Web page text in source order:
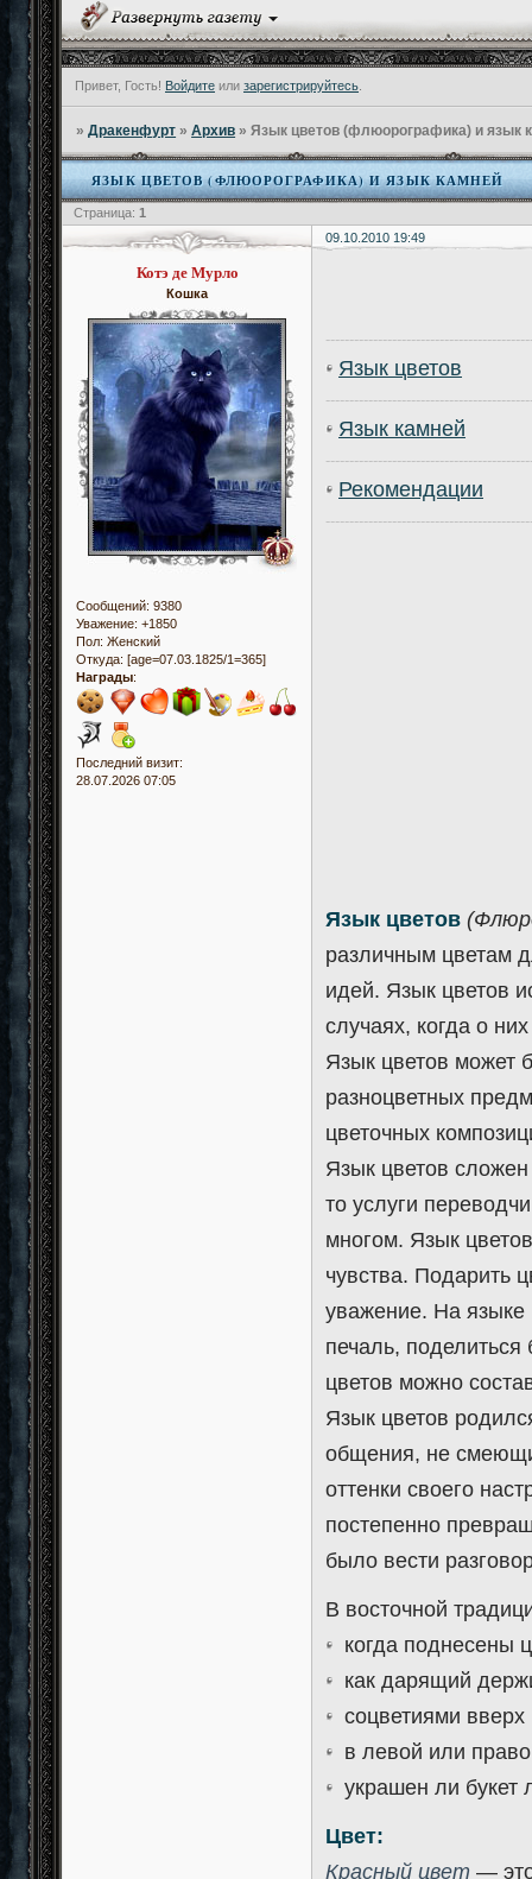
Привет, Гость! Войдите или зарегистрируйтесь
»Дракенфурт »Архив »Язык цветов (флюорографика) и язык
ЯЗЫК ЦВЕТОВ (ФЛЮОРОГРАФИКА) И ЯЗЫК КАМНЕЙ
Страница: 1
09.10.2010 19:49
Котэ де Мурло
Кошка
Сообщений: 9380
Уважение: +1850
Пол: Женский
Откуда: [age=07.03.1825/1=365]
Награды:
Последний визит:
28.07.2026 07:05
Язык цветов
Язык камней
Рекомендации
Язык цветов
различным цветам
идей. Язык цветов
случаях, когда о
Язык цветов может
разноцветных
цветочных
Язык цветов
то услуги
многом. Язык
чувства. Подарить
уважение. На языке
печаль,
цветов можно
Язык цветов
общения, не
оттенки своего
постепенно
было вести
В восточной
когда поднесены
как дарящий
соцветиями вверх
в левой или
украшен ли
Цвет:
Красный цвет —